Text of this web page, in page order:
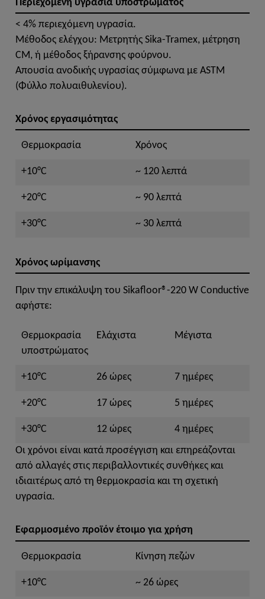
Περιεχόμενη υγρασία υποστρώματος
< 4% περιεχόμενη υγρασία.
Μέθοδος ελέγχου: Μετρητής Sika-Tramex, μέτρηση
CM, ή μέθοδος ξήρανσης φούρνου.
Απουσία ανοδικής υγρασίας σύμφωνα με ASTM
(Φύλλο πολυαιθυλενίου).
Χρόνος εργασιμότητας
Θερμοκρασία Χρόνος
+10°C ~ 120 λεπτά
+20°C ~ 90 λεπτά
+30°C ~ 30 λεπτά
Χρόνος ωρίμανσης
Πριν την επικάλυψη του Sikafloor®-220 W Conductive
αφήστε:
Θερμοκρασία
υποστρώματος
Ελάχιστα Μέγιστα
+10°C 26 ώρες 7 ημέρες
+20°C 17 ώρες 5 ημέρες
+30°C 12 ώρες
4 ημέρες
Οι χρόνοι είναι κατά προσέγγιση και επηρεάζονται
από αλλαγές στις περιβαλλοντικές συνθήκες και
ιδιαιτέρως από τη θερμοκρασία και τη σχετική
υγρασία.
Εφαρμοσμένο προϊόν έτοιμο για χρήση
Θερμοκρασία Κίνηση πεζών
+10°C ~ 26 ώρες